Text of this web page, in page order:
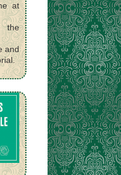
at
the
and